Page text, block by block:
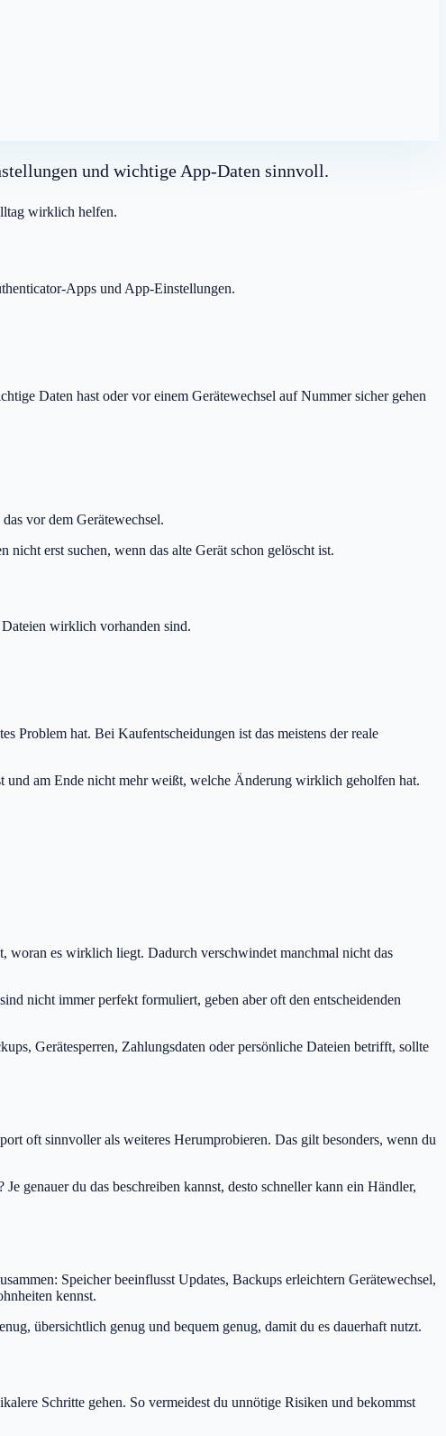
und wichtige App-Daten sinnvoll.
wirklich helfen.
Apps und App-Einstellungen.
Daten hast oder vor einem Gerätewechsel auf Nummer sicher gehen
vor dem Gerätewechsel.
erst suchen, wenn das alte Gerät schon gelöscht ist.
wirklich vorhanden sind.
Problem hat. Bei Kaufentscheidungen ist das meistens der reale
und am Ende nicht mehr weißt, welche Änderung wirklich geholfen hat.
woran es wirklich liegt. Dadurch verschwindet manchmal nicht das
nicht immer perfekt formuliert, geben aber oft den entscheidenden
Gerätesperren, Zahlungsdaten oder persönliche Dateien betrifft, sollte
oft sinnvoller als weiteres Herumprobieren. Das gilt besonders, wenn du
genauer du das beschreiben kannst, desto schneller kann ein Händler,
Speicher beeinflusst Updates, Backups erleichtern Gerätewechsel,
kennst.
übersichtlich genug und bequem genug, damit du es dauerhaft nutzt.
Schritte gehen. So vermeidest du unnötige Risiken und bekommst